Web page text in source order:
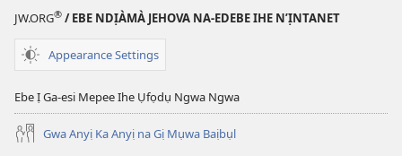
ỤLỌ
JW.ORG® / EBE NDỊÀMÀ JEHOVA NA-EDEBE IHE N’ỊNTANET
Appearance Settings
Ebe Ị Ga-esi Mepee Ihe Ụfọdụ Ngwa Ngwa
Gwa Anyị Ka Anyị na Gị Mụwa Baịbụl